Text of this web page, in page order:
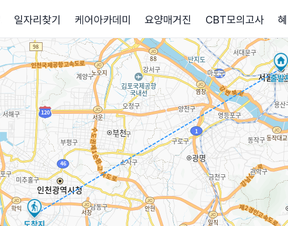
일자리찾기 케어아카데미 요양매거진 CBT모의고사